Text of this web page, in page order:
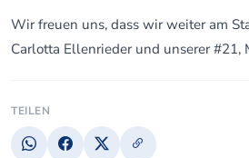
Wir freuen uns, dass wir weiter am
Carlotta Ellenrieder und unserer #21,
TEILEN